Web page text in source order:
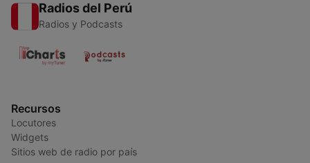
Radios del Perú
Radios y Podcasts
Recursos
Locutores
Widgets
Sitios web de radio por país